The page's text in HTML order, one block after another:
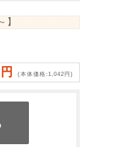
】
(本体価格:1,042円)